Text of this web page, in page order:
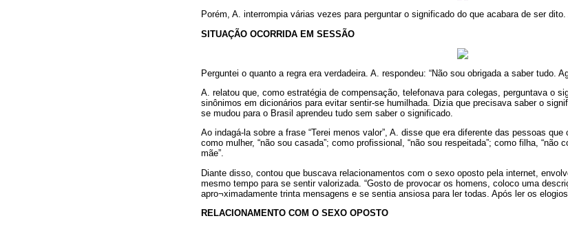
Porém, A. interrompia várias vezes para perguntar o significado do que acabara de ser
SITUAÇÃO OCORRIDA EM SESSÃO
Perguntei o quanto a regra era verdadeira. A. respondeu: “Não sou obrigada a saber tudo.
A. relatou que, como estratégia de compensação, telefonava para colegas, perguntava o
sinônimos em dicionários para evitar sentir-se humilhada. Dizia que precisava saber o
se mudou para o Brasil aprendeu tudo sem saber o significado.
Ao indagá-la sobre a frase “Terei menos valor”, A. disse que era diferente das pessoas
como mulher, “não sou casada”; como profissional, “não sou respeitada”; como filha, “não
mãe”.
Diante disso, contou que buscava relacionamentos com o sexo oposto pela internet,
mesmo tempo para se sentir valorizada. “Gosto de provocar os homens, coloco uma
apro¬ximadamente trinta mensagens e se sentia ansiosa para ler todas. Após ler os
RELACIONAMENTO COM O SEXO OPOSTO